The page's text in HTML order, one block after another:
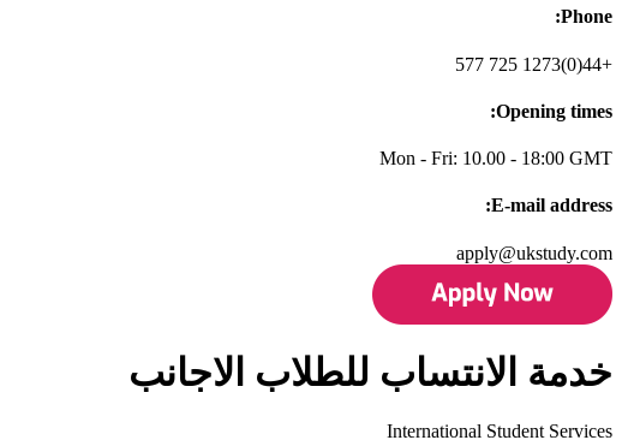
Phone:
+44(0)1273 725 577
Opening times:
Mon - Fri: 10.00 - 18:00 GMT
E-mail address:
apply@ukstudy.com
خدمة الانتساب للطلاب الاجانب
International Student Services